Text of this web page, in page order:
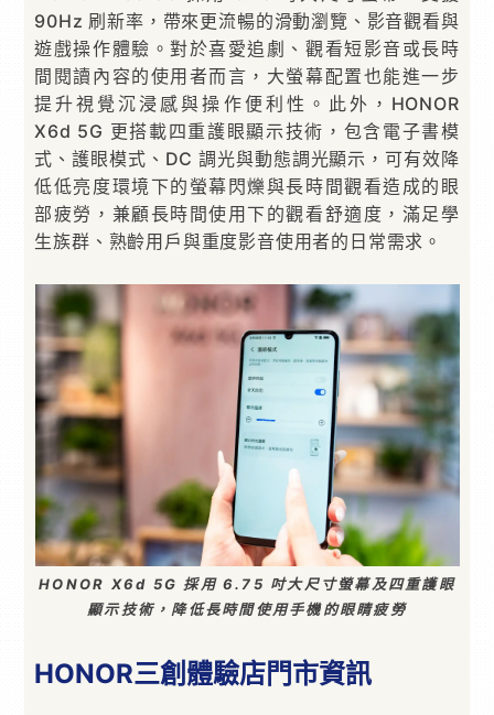
90Hz 刷新率，帶來更流暢的滑動瀏覽、影音觀看與
遊戲操作體驗。對於喜愛追劇、觀看短影音或長時
間閱讀內容的使用者而言，大螢幕配置也能進一步
提升視覺沉浸感與操作便利性。此外，HONOR
X6d 5G 更搭載四重護眼顯示技術，包含電子書模
式、護眼模式、DC 調光與動態調光顯示，可有效降
低低亮度環境下的螢幕閃爍與長時間觀看造成的眼
部疲勞，兼顧長時間使用下的觀看舒適度，滿足學
生族群、熟齡用戶與重度影音使用者的日常需求。
HONOR X6d 5G 採用 6.75 吋大尺寸螢幕及四重護眼
顯示技術，降低長時間使用手機的眼睛疲勞
HONOR三創體驗店門市資訊